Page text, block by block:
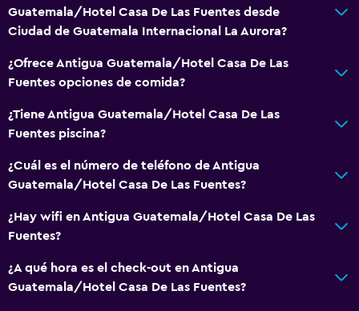
Guatemala/Hotel Casa De Las Fuentes desde
Ciudad de Guatemala Internacional La Aurora?
¿Ofrece Antigua Guatemala/Hotel Casa De Las
Fuentes opciones de comida?
¿Tiene Antigua Guatemala/Hotel Casa De Las
Fuentes piscina?
¿Cuál es el número de teléfono de Antigua
Guatemala/Hotel Casa De Las Fuentes?
¿Hay wifi en Antigua Guatemala/Hotel Casa De Las
Fuentes?
¿A qué hora es el check-out en Antigua
Guatemala/Hotel Casa De Las Fuentes?